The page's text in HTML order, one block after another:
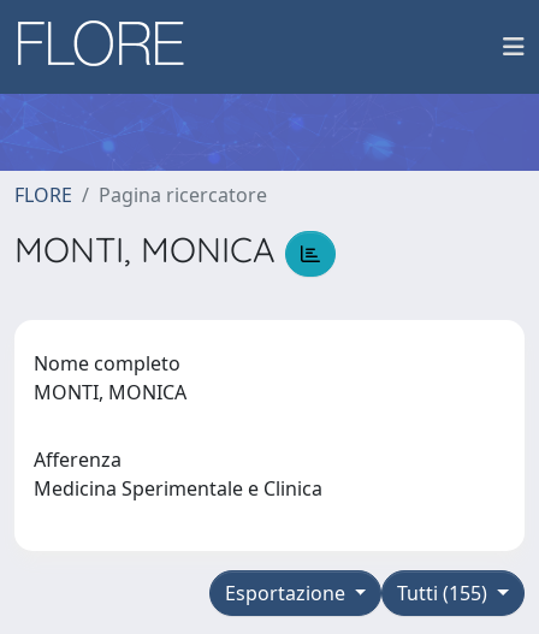
FLORE Pagina ricercatore
MONTI, MONICA
Nome completo
MONTI, MONICA
Afferenza
Medicina Sperimentale e Clinica
Tutti (155)
Esportazione